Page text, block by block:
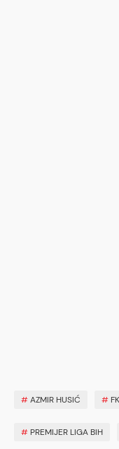
#AZMIR HUSIĆ #
# PREMIJER LIGA BIH